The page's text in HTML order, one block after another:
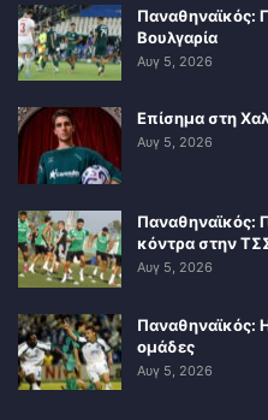
Παναθηναϊκός:
Βουλγαρία
Αυγ 5, 2026
Επίσημα στη
Αυγ 5, 2026
Παναθηναϊκός:
κόντρα στην
Αυγ 5, 2026
Παναθηναϊκός:
ομάδες
Αυγ 5, 2026